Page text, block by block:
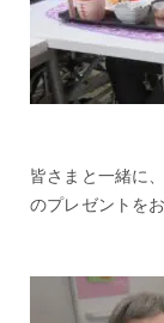
皆さまと一緒に
のプレゼントを